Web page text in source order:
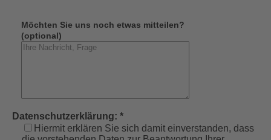
Möchten Sie uns noch etwas mitteilen?
(optional)
Datenschutzerklärung: *
Hiermit erklären Sie sich damit einverstanden, dass